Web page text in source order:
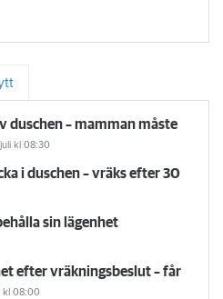
duschen – mamman måste
kl 08:30
i duschen – vräks efter 30
sin lägenhet
efter vräkningsbeslut – får
kl 08:00